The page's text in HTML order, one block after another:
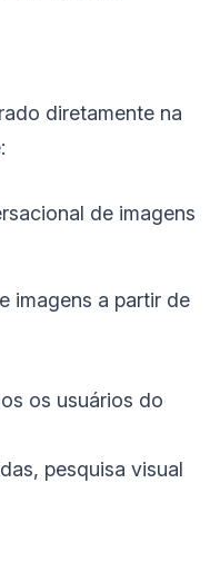
diretamente na
de imagens
imagens a partir de
os usuários do
pesquisa visual